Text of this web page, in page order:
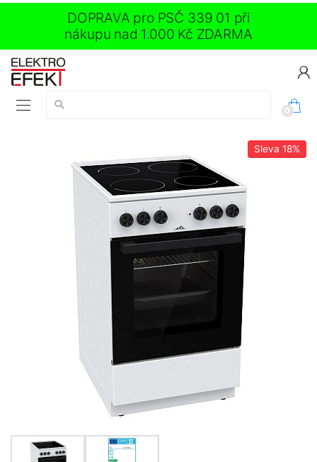
DOPRAVA pro PSČ 339 01 při
nákupu nad 1.000 Kč ZDARMA
Vyhledávání:
0
Sleva 18%